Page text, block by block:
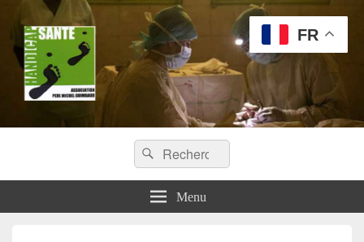
Handicap Santé
Missions chirurgicales orthopédiques au Tchad
Recherche :
Rechercher
Menu
FR